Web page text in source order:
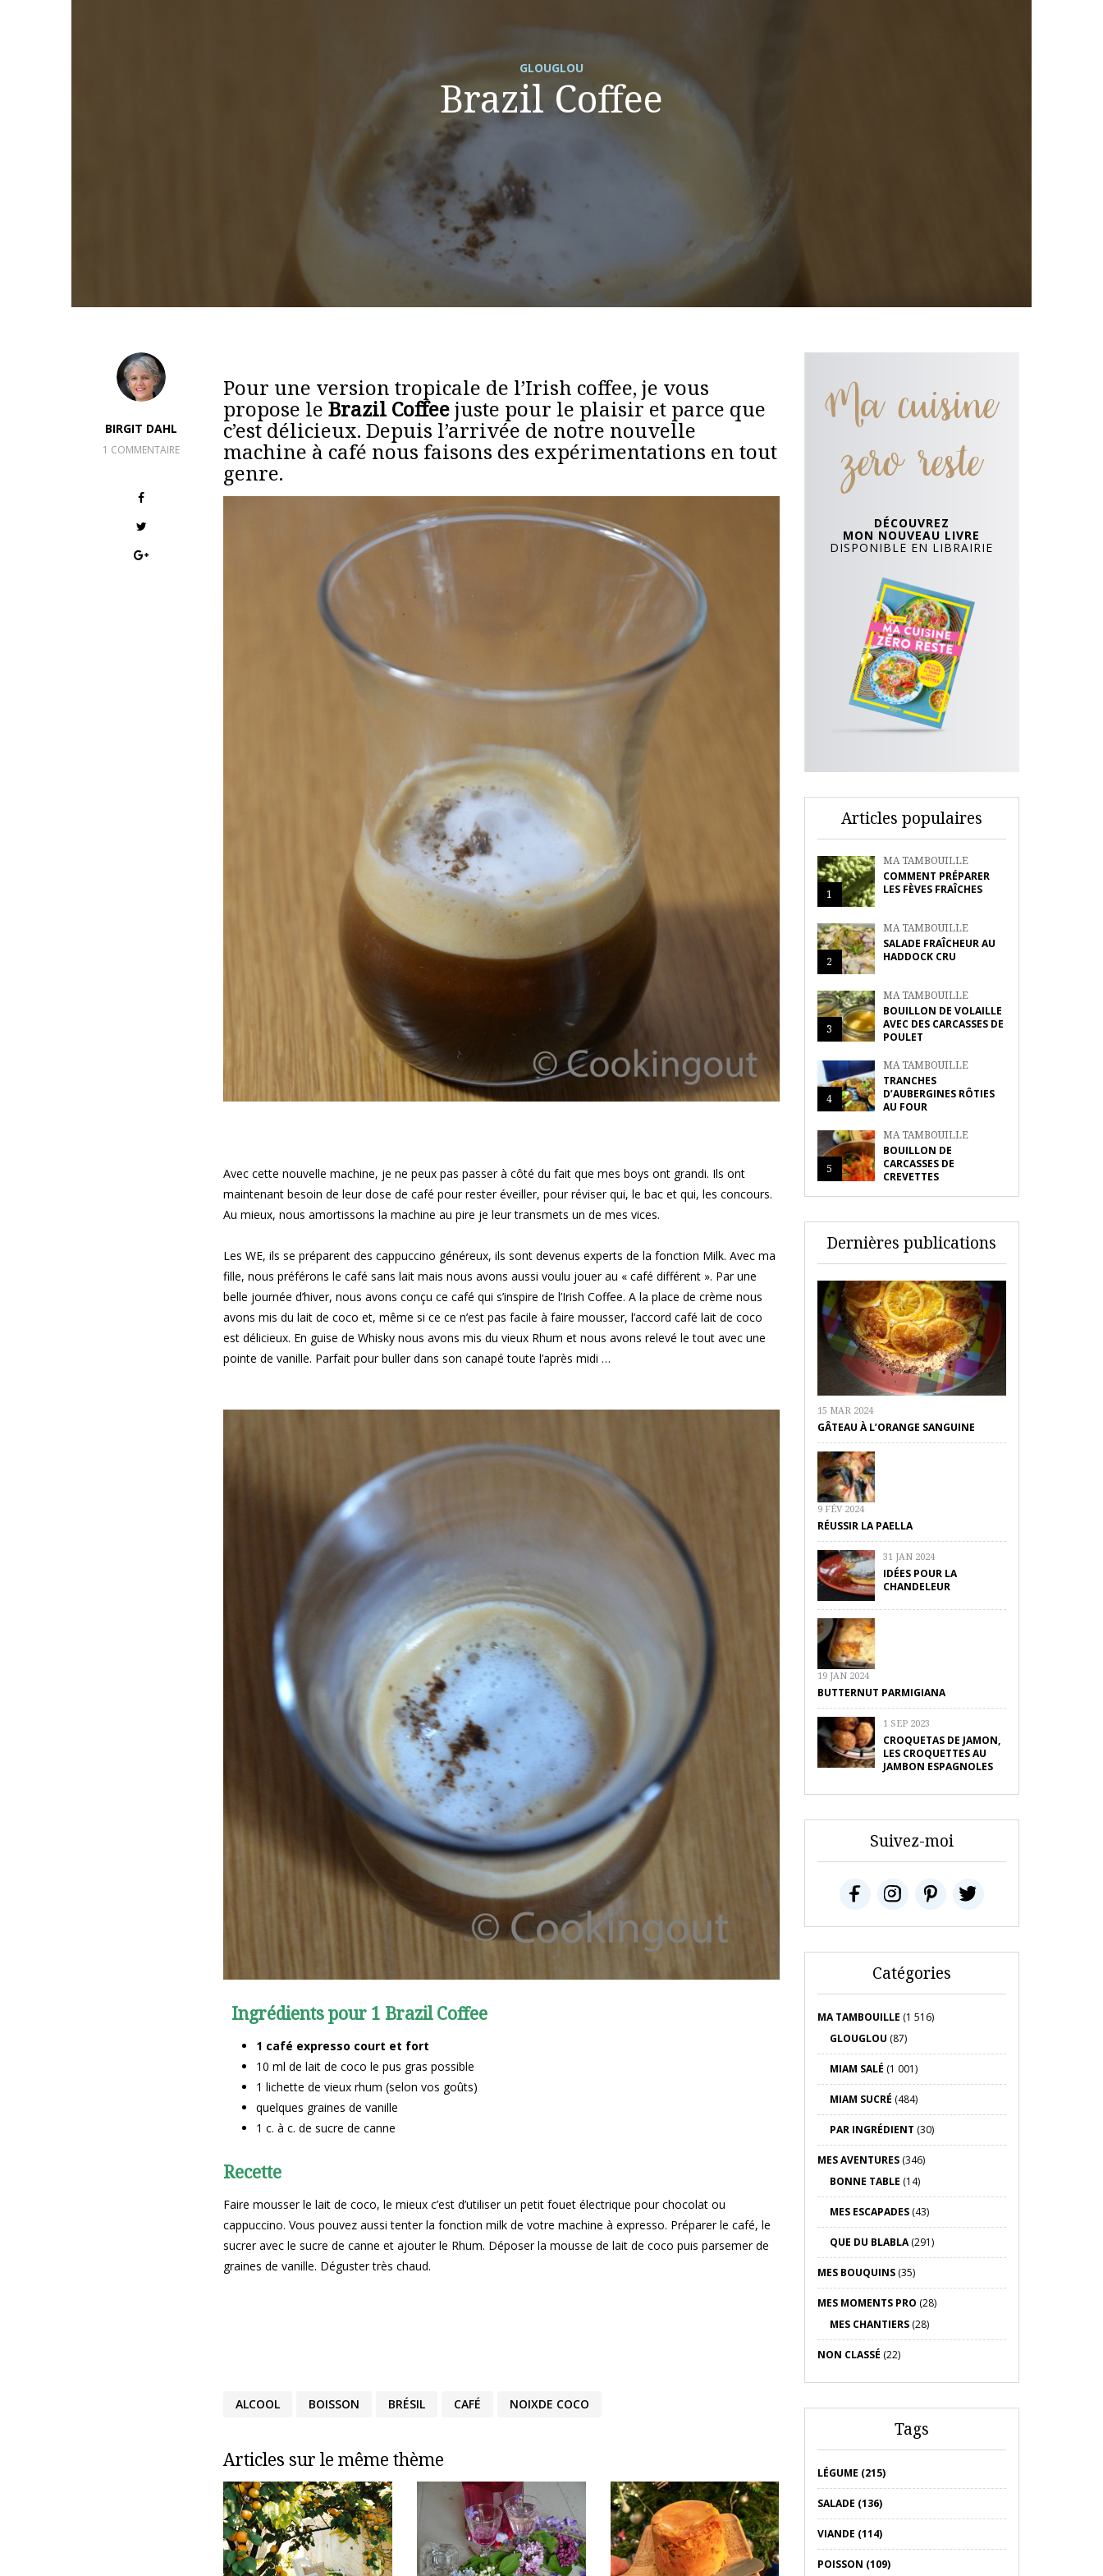
GLOUGLOU
Brazil Coffee
BIRGIT DAHL
1 COMMENTAIRE
Pour une version tropicale de l’Irish coffee, je vous
propose le Brazil Coffeejuste pour le plaisir et parce que
c’est délicieux. Depuis l’arrivée de notre nouvelle
machine à café nous faisons des expérimentations en tout
genre.
Avec cette nouvelle machine, je ne peux pas passer à côté du fait que mes boys ont grandi. Ils ont
maintenant besoin de leur dose de café pour rester éveiller, pour réviser qui, le bac et qui, les concours.
Au mieux, nous amortissons la machine au pire je leur transmets un de mes vices.
Les WE, ils se préparent des cappuccino généreux, ils sont devenus experts de la fonction Milk. Avec ma
fille, nous préférons le café sans lait mais nous avons aussi voulu jouer au « café différent ». Par une
belle journée d’hiver, nous avons conçu ce café qui s’inspire de l’Irish Coffee. A la place de crème nous
avons mis du lait de coco et, même si ce ce n’est pas facile à faire mousser, l’accord café lait de coco
est délicieux. En guise de Whisky nous avons mis du vieux Rhum et nous avons relevé le tout avec une
pointe de vanille. Parfait pour buller dans son canapé toute l’après midi …
Ingrédients pour 1 Brazil Coffee
1 café expresso court et fort
10 ml de lait de coco le pus gras possible
1 lichette de vieux rhum (selon vos goûts)
quelques graines de vanille
1 c. à c. de sucre de canne
Recette
Faire mousser le lait de coco, le mieux c’est d’utiliser un petit fouet électrique pour chocolat ou
cappuccino. Vous pouvez aussi tenter la fonction milk de votre machine à expresso. Préparer le café, le
sucrer avec le sucre de canne et ajouter le Rhum. Déposer la mousse de lait de coco puis parsemer de
graines de vanille. Déguster très chaud.
ALCOOL BOISSON BRÉSIL CAFÉ NOIXDE COCO
Articles sur le même thème
Ma cuisine
zero reste
DÉCOUVREZ
MON NOUVEAU LIVRE
DISPONIBLE EN LIBRAIRIE
Articles populaires
1
MA TAMBOUILLE
COMMENT PRÉPARER
LES FÈVES FRAÎCHES
2
MA TAMBOUILLE
SALADE FRAÎCHEUR AU
HADDOCK CRU
3
MA TAMBOUILLE
BOUILLON DE VOLAILLE
AVEC DES CARCASSES DE
POULET
4
MA TAMBOUILLE
TRANCHES
D’AUBERGINES RÔTIES
AU FOUR
5
MA TAMBOUILLE
BOUILLON DE
CARCASSES DE
CREVETTES
Dernières publications
15 MAR 2024
GÂTEAU À L’ORANGE SANGUINE
9 FÉV 2024
RÉUSSIR LA PAELLA
31 JAN 2024
IDÉES POUR LA
CHANDELEUR
19 JAN 2024
BUTTERNUT PARMIGIANA
1 SEP 2023
CROQUETAS DE JAMON,
LES CROQUETTES AU
JAMBON ESPAGNOLES
Suivez-moi
Catégories
MA TAMBOUILLE (1 516)
GLOUGLOU (87)
MIAM SALÉ (1 001)
MIAM SUCRÉ (484)
PAR INGRÉDIENT (30)
MES AVENTURES(346)
BONNE TABLE (14)
MES ESCAPADES(43)
QUE DU BLABLA(291)
MES BOUQUINS(35)
MES MOMENTS PRO (28)
MES CHANTIERS(28)
NON CLASSÉ (22)
Tags
LÉGUME (215)
SALADE (136)
VIANDE (114)
POISSON (109)